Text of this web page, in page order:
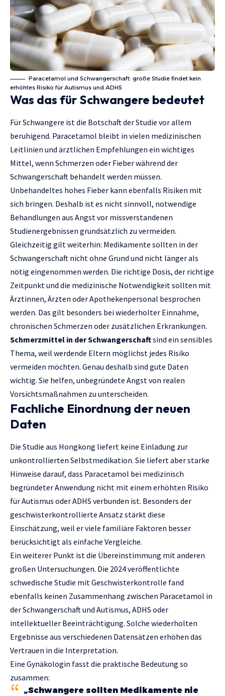
Paracetamol und Schwangerschaft: große Studie findet kein
erhöhtes Risiko für Autismus und ADHS
Was das für Schwangere bedeutet
Für Schwangere ist die Botschaft der Studie vor allem
beruhigend. Paracetamol bleibt in vielen medizinischen
Leitlinien und ärztlichen Empfehlungen ein wichtiges
Mittel, wenn Schmerzen oder Fieber während der
Schwangerschaft behandelt werden müssen.
Unbehandeltes hohes Fieber kann ebenfalls Risiken mit
sich bringen. Deshalb ist es nicht sinnvoll, notwendige
Behandlungen aus Angst vor missverstandenen
Studienergebnissen grundsätzlich zu vermeiden.
Gleichzeitig gilt weiterhin: Medikamente sollten in der
Schwangerschaft nicht ohne Grund und nicht länger als
nötig eingenommen werden. Die richtige Dosis, der richtige
Zeitpunkt und die medizinische Notwendigkeit sollten mit
Ärztinnen, Ärzten oder Apothekenpersonal besprochen
werden. Das gilt besonders bei wiederholter Einnahme,
chronischen Schmerzen oder zusätzlichen Erkrankungen.
Schmerzmittel in der Schwangerschaftsind ein sensibles
Thema, weil werdende Eltern möglichst jedes Risiko
vermeiden möchten. Genau deshalb sind gute Daten
wichtig. Sie helfen, unbegründete Angst von realen
Vorsichtsmaßnahmen zu unterscheiden.
Fachliche Einordnung der neuen
Daten
Die Studie aus Hongkong liefert keine Einladung zur
unkontrollierten Selbstmedikation. Sie liefert aber starke
Hinweise darauf, dass Paracetamol bei medizinisch
begründeter Anwendung nicht mit einem erhöhten Risiko
für Autismus oder ADHS verbunden ist. Besonders der
geschwisterkontrollierte Ansatz stärkt diese
Einschätzung, weil er viele familiäre Faktoren besser
berücksichtigt als einfache Vergleiche.
Ein weiterer Punkt ist die Übereinstimmung mit anderen
großen Untersuchungen. Die 2024 veröffentlichte
schwedische Studie mit Geschwisterkontrolle fand
ebenfalls keinen Zusammenhang zwischen Paracetamol in
der Schwangerschaft und Autismus, ADHS oder
intellektueller Beeinträchtigung. Solche wiederholten
Ergebnisse aus verschiedenen Datensätzen erhöhen das
Vertrauen in die Interpretation.
Eine Gynäkologin fasst die praktische Bedeutung so
zusammen:
„Schwangere sollten Medikamente nie